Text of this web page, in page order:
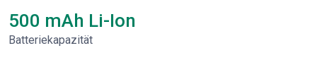
500 mAh Li-Ion
Batteriekapazität